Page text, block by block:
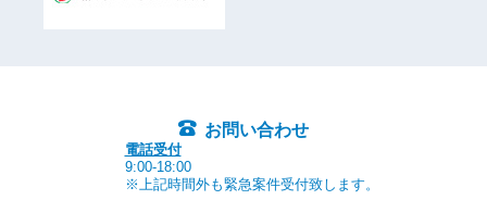
お問い合わせ
電話受付
9:00-18:00
※上記時間外も緊急案件受付致します。